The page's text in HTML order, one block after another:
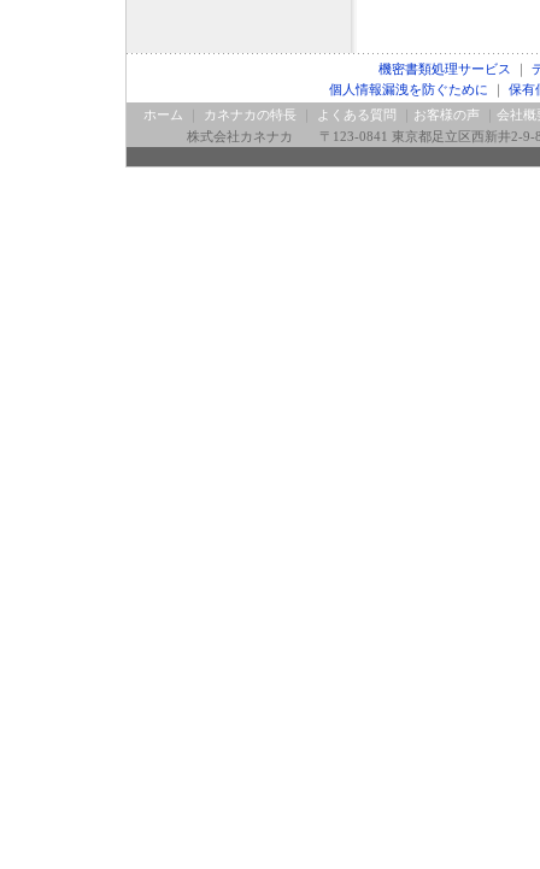
機密書類処理サービス ｜
個人情報漏洩を防ぐために
｜ 保有
ホーム
カネナカの特長 よくある質問 お客様の声
会社概
株式会社カネナカ 〒123-0841 東京都足立区西新井2-9-